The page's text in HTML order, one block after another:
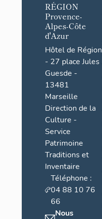
RÉGION
Provence-
Alpes-Côte
d'Azur
Hôtel de Région
- 27 place Jules
Guesde -
13481
Marseille
Direction de la
Culture -
Service
Patrimoine
Traditions et
Inventaire
Téléphone :
04 88 10 76
66
Nous